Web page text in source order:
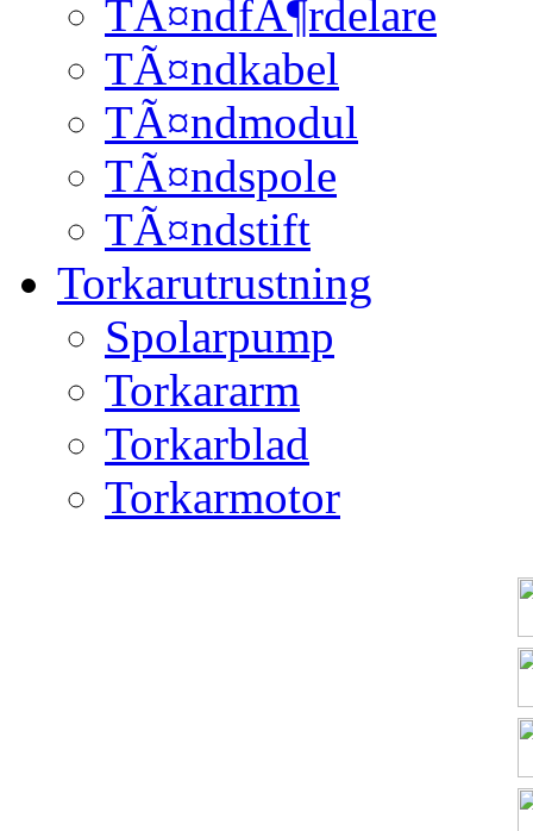
TÃ¤ndfÃ¶rdelare
TÃ¤ndkabel
TÃ¤ndmodul
TÃ¤ndspole
TÃ¤ndstift
Torkarutrustning
Spolarpump
Torkararm
Torkarblad
Torkarmotor